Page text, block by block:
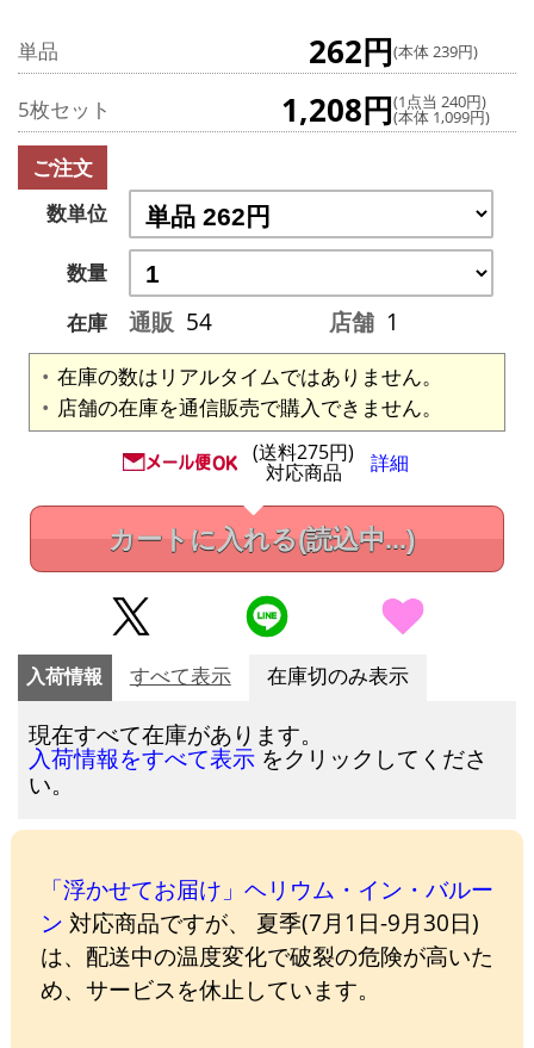
単品 262円(本体 239円)
5枚セット 1,208円(1点当 240円)
(本体 1,099円)
ご注文
数単位
数量
在庫
通販 54 店舗 1
在庫の数はリアルタイムではありません。
店舗の在庫を通信販売で購入できません。
(送料275円)
対応商品 詳細
カートに入れる(読込中...)
入荷情報 すべて表示 在庫切のみ表示
現在すべて在庫があります。
入荷情報をすべて表示 をクリックしてくださ
い。
「浮かせてお届け」ヘリウム・イン・バルー
ン 対応商品ですが、 夏季(7月1日-9月30日)
は、配送中の温度変化で破裂の危険が高いた
め、サービスを休止しています。